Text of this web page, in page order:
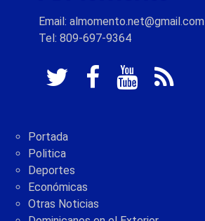
Email: almomento.net@gmail.com
Tel: 809-697-9364
Portada
Politica
Deportes
Económicas
Otras Noticias